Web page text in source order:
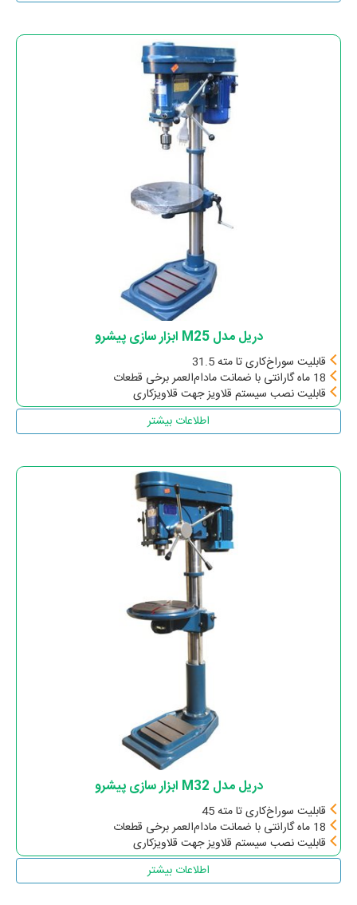
دریل مدل M25 ابزار سازی پیشرو
قابلیت سوراخ‌کاری تا مته 31.5
18 ماه گارانتی با ضمانت مادام‌العمر برخی قطعات
قابلیت نصب سیستم قلاویز جهت قلاویزکاری
اطلاعات بیشتر
دریل مدل M32 ابزار سازی پیشرو
قابلیت سوراخ‌کاری تا مته 45
18 ماه گارانتی با ضمانت مادام‌العمر برخی قطعات
قابلیت نصب سیستم قلاویز جهت قلاویزکاری
اطلاعات بیشتر